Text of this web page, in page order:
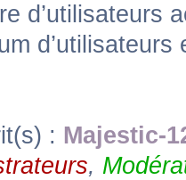
d’utilisateurs
: Majestic-
,